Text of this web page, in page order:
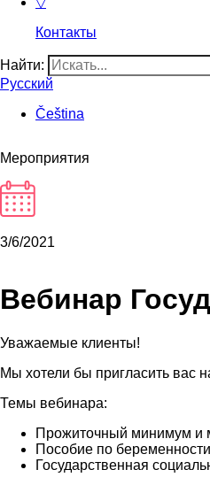
Контакты
Найти:
Русский
Čeština
Мероприятия
3/6/2021
Вебинар
Уважаемые клиенты!
Мы хотели бы пригласить вас
Темы вебинара:
Прожиточный минимум и
Пособие по
Государственная